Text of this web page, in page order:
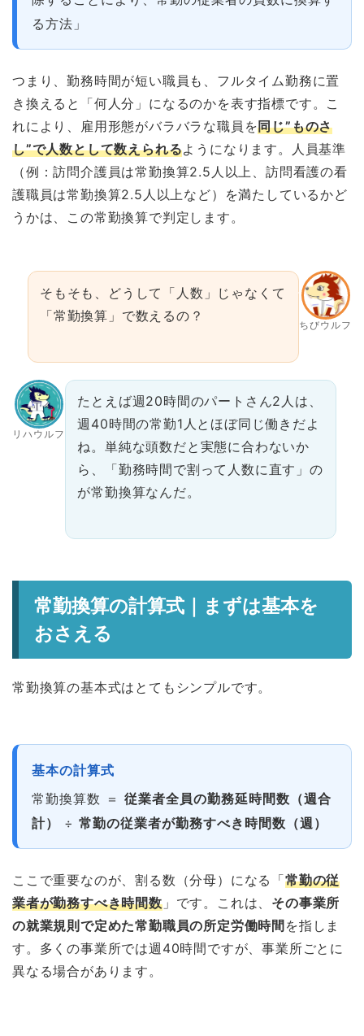
る方法」
つまり、勤務時間が短い職員も、フルタイム勤務に置
き換えると「何人分」になるのかを表す指標です。こ
れにより、雇用形態がバラバラな職員を同じ”ものさ
し”で人数として数えられるようになります。人員基準
（例：訪問介護員は常勤換算2.5人以上、訪問看護の看
護職員は常勤換算2.5人以上など）を満たしているかど
うかは、この常勤換算で判定します。
ちびウルフ
そもそも、どうして「人数」じゃなくて
「常勤換算」で数えるの？
リハウルフ
たとえば週20時間のパートさん2人は、
週40時間の常勤1人とほぼ同じ働きだよ
ね。単純な頭数だと実態に合わないか
ら、「勤務時間で割って人数に直す」の
が常勤換算なんだ。
常勤換算の計算式｜まずは基本を
おさえる
常勤換算の基本式はとてもシンプルです。
基本の計算式
常勤換算数 ＝ 従業者全員の勤務延時間数（週合
計）
÷ 常勤の従業者が勤務すべき時間数（週）
ここで重要なのが、割る数（分母）になる「常勤の従
業者が勤務すべき時間数」です。これは、 その事業所
の就業規則で定めた常勤職員の所定労働時間を指しま
す。多くの事業所では週40時間ですが、事業所ごとに
異なる場合があります。